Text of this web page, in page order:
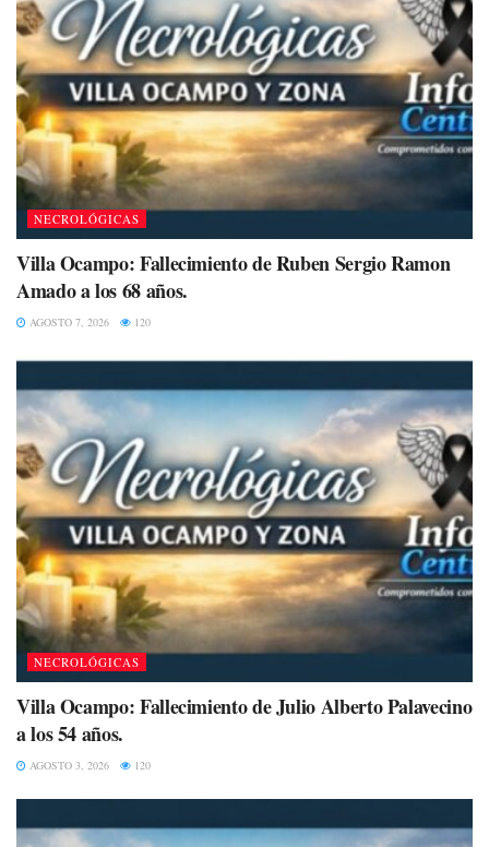
NECROLÓGICAS
Villa Ocampo: Fallecimiento de Ruben Sergio Ramon
Amado a los 68 años.
AGOSTO 7, 2026 120
NECROLÓGICAS
Villa Ocampo: Fallecimiento de Julio Alberto Palavecino
a los 54 años.
AGOSTO 3, 2026 120